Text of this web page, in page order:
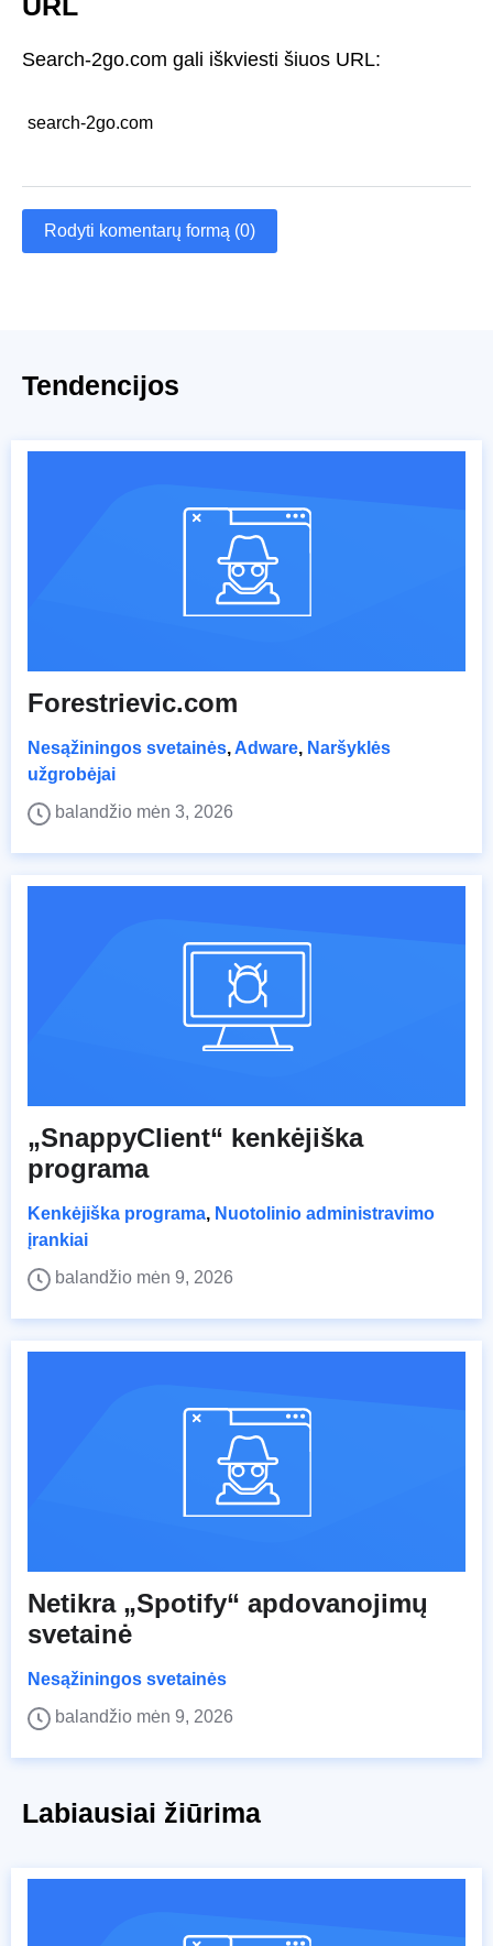
Search-2go.com gali iškviesti šiuos URL:
search-2go.com
Rodyti komentarų formą (0)
Tendencijos
Forestrievic.com
Nesąžiningos svetainės, Adware, Naršyklės
užgrobėjai
balandžio mėn 3, 2026
„SnappyClient“ kenkėjiška
programa
Kenkėjiška programa, Nuotolinio administravimo
įrankiai
balandžio mėn 9, 2026
Netikra „Spotify“ apdovanojimų
svetainė
Nesąžiningos svetainės
balandžio mėn 9, 2026
Labiausiai žiūrima